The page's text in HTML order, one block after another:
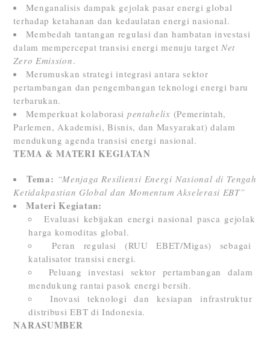
Menganalisis dampak gejolak pasar energi global
terhadap ketahanan dan kedaulatan energi nasional.
Membedah tantangan regulasi dan hambatan investasi
dalam mempercepat transisi energi menuju target Net
Zero Emission.
Merumuskan strategi integrasi antara sektor
pertambangan dan pengembangan teknologi energi baru
terbarukan.
Memperkuat kolaborasi pentahelix (Pemerintah,
Parlemen, Akademisi, Bisnis, dan Masyarakat) dalam
mendukung agenda transisi energi nasional.
TEMA & MATERI KEGIATAN
Tema: “Menjaga Resiliensi Energi Nasional di Tengah
Ketidakpastian Global dan Momentum Akselerasi EBT”
Materi Kegiatan:
Evaluasi kebijakan energi nasional pasca gejolak
harga komoditas global.
Peran regulasi (RUU EBET/Migas) sebagai
katalisator transisi energi.
Peluang investasi sektor pertambangan dalam
mendukung rantai pasok energi bersih.
Inovasi teknologi dan kesiapan infrastruktur
distribusi EBT di Indonesia.
NARASUMBER